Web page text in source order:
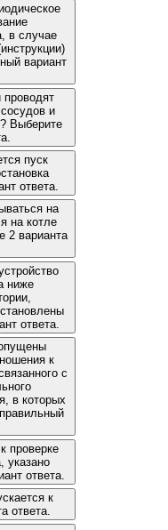
в случае
вариант
проводят
и
Выберите
пуск
ответа.
на
на котле
2 варианта
ниже
ответа.
к
с
в которых
проверке
указано
ответа.
к
ответа.